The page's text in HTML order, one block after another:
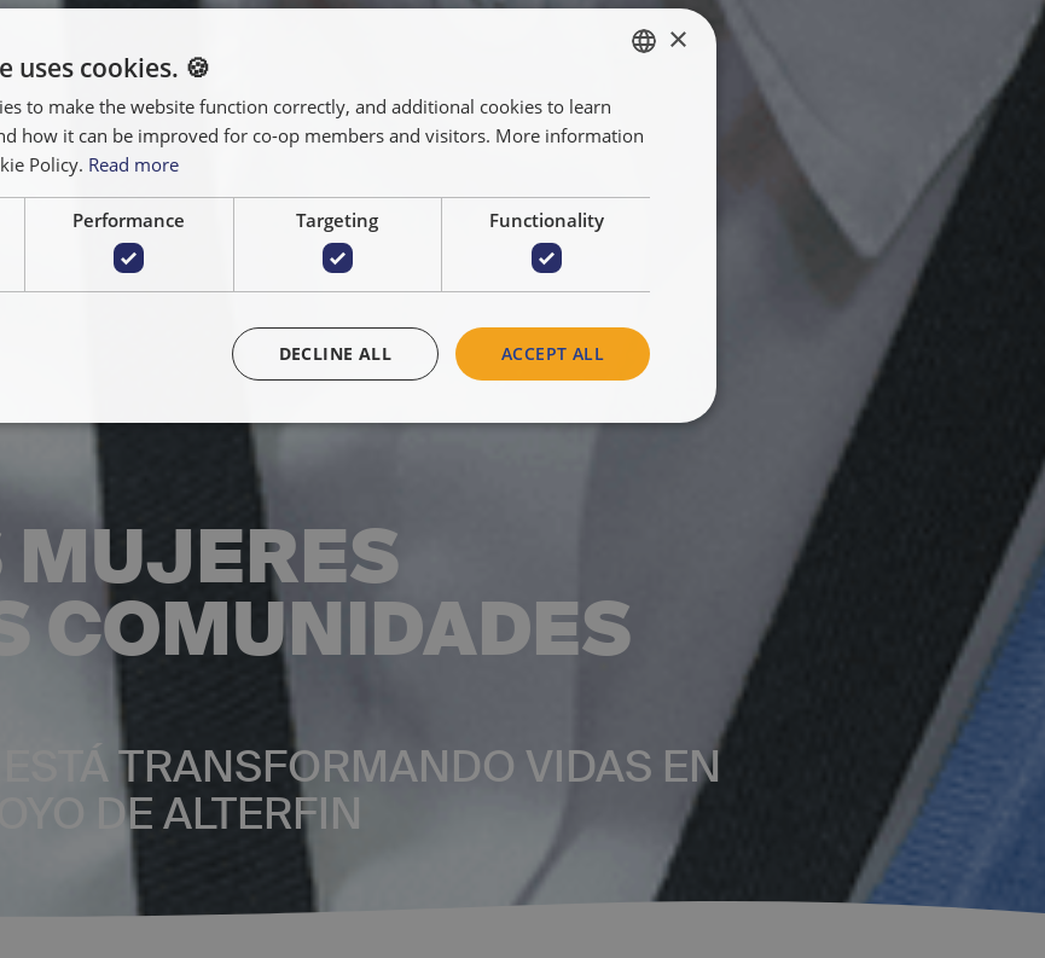
MUJERES
COMUNIDADES
TRANSFORMANDO VIDAS EN
DE ALTERFIN
ENGLISH
FRANÇAIS
×
uses cookies. 🍪
to make the website function correctly, and additional cookies to learn
how it can be improved for co-op members and visitors. More information
Policy. Read more
Performance Targeting Functionality
ACCEPT ALL
DECLINE ALL